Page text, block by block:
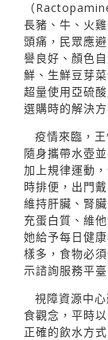
（
長豬、牛、火
頭痛，民眾應
譽良好、顏色
鮮、生鮮豆芽
超量使用亞硫
選購時的解決方
疫情來臨，
隨身攜帶水壺
加上規律運動
時排便，出門
維持肝臟、腎
充蛋白質、維
她給予每日健
樣多，食物必
示諮詢服務平
視障資源中
食觀念，平時
正確的飲水方